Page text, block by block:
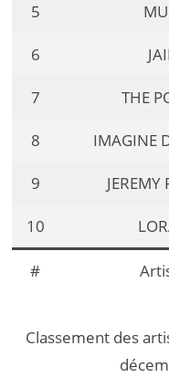
5
6
7 THE
8 IMAGINE
9 JEREMY
10
#
Classement des